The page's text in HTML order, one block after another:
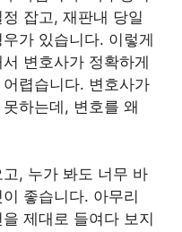
잡고, 재판내 당일
가 있습니다. 이렇게
변호사가 정확하게
렵습니다. 변호사가
하는데, 변호를 왜
, 누가 봐도 너무 바
좋습니다. 아무리
제대로 들여다 보지